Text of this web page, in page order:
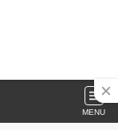
MENU